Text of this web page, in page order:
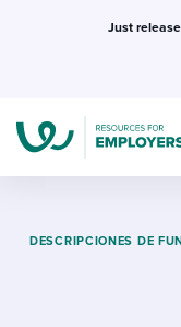
Just
DESCRIPCIONES DE